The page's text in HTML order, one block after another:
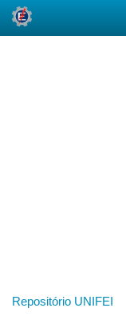
Repositório UNIFEI